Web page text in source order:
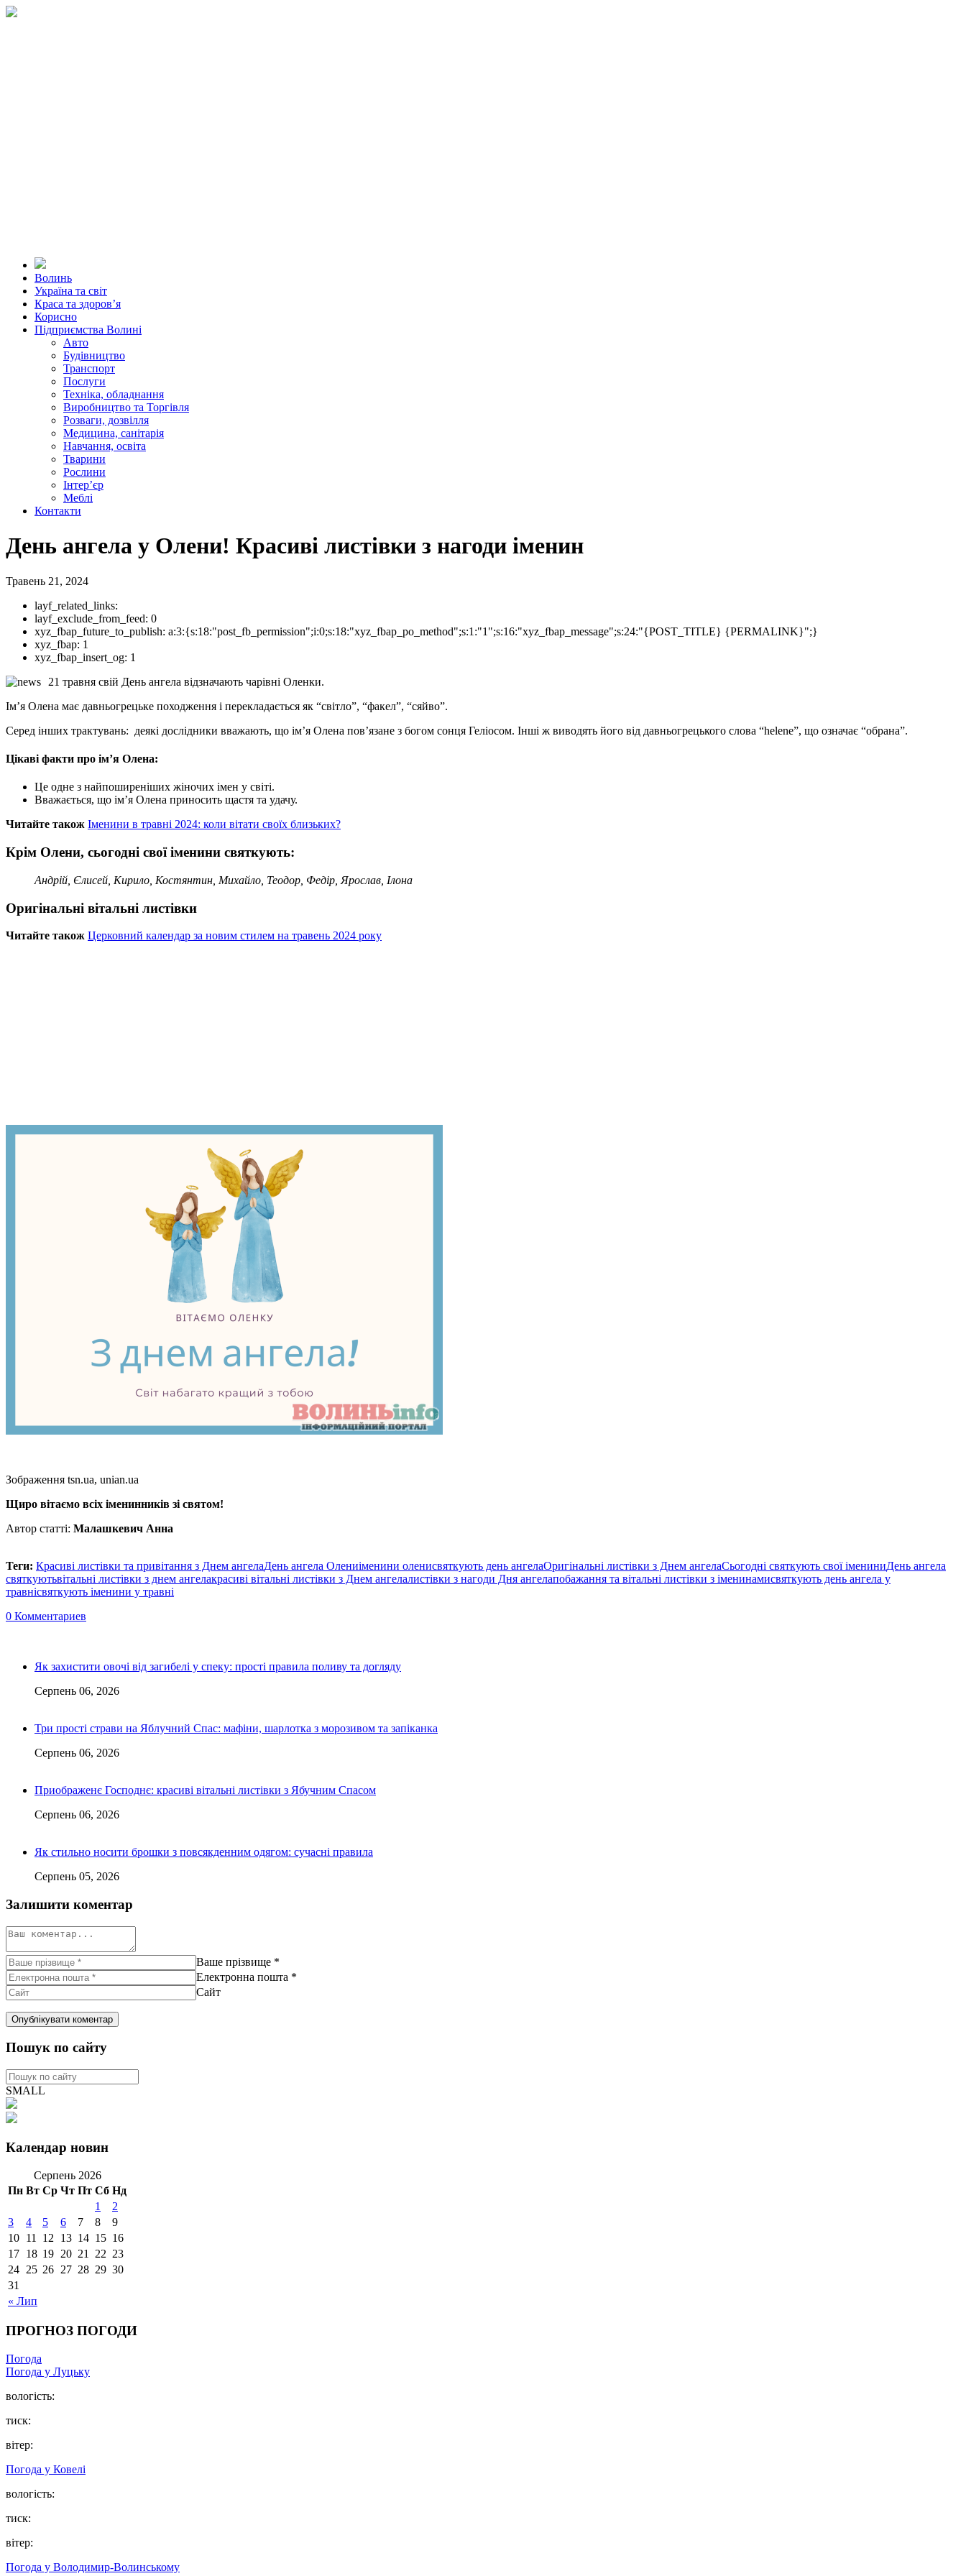
Волинь
Україна та світ
Краса та здоров’я
Корисно
Підприємства Волині
Авто
Будівництво
Транспорт
Послуги
Техніка, обладнання
Виробництво та Торгівля
Розваги, дозвілля
Медицина, санітарія
Навчання, освіта
Тварини
Рослини
Інтер’єр
Меблі
Контакти
День ангела у Олени! Красиві листівки з нагоди іменин
Травень 21, 2024
layf_related_links:
layf_exclude_from_feed: 0
xyz_fbap_future_to_publish: a:3:{s:18:"post_fb_permission";i:0;s:18:"xyz_fbap_po_method";s:1:"1";s:16:"xyz_fbap_message";s:24:"{POST_TITLE} {PERMALINK}";}
xyz_fbap: 1
xyz_fbap_insert_og: 1
21 травня свій День ангела відзначають чарівні Оленки.
Ім’я Олена має давньогрецьке походження і перекладається як “світло”, “факел”, “сяйво”.
Серед інших трактувань: деякі дослідники вважають, що ім’я Олена пов’язане з богом сонця Геліосом. Інші ж виводять його від давньогрецького слова “helene”, що означає “обрана”.
Цікаві факти про ім’я Олена:
Це одне з найпоширеніших жіночих імен у світі.
Вважається, що ім’я Олена приносить щастя та удачу.
Читайте також Іменини в травні 2024: коли вітати своїх близьких?
Крім Олени, сьогодні свої іменини святкують:
Андрій, Єлисей, Кирило, Костянтин, Михайло, Теодор, Федір, Ярослав, Ілона
Оригінальні вітальні листівки
Читайте також Церковний календар за новим стилем на травень 2024 року
Зображення tsn.ua, unian.ua
Щиро вітаємо всіх іменинників зі святом!
Автор статті: Малашкевич Анна
Теги: Красиві листівки та привітання з Днем ангелаДень ангела Олениіменини оленисвяткують день ангелаОригінальні листівки з Днем ангелаСьогодні святкують свої імениниДень ангела
святкуютьвітальні листівки з днем ангелакрасиві вітальні листівки з Днем ангелалистівки з нагоди Дня ангелапобажання та вітальні листівки з іменинамисвяткують день ангела у
травнісвяткують іменини у травні
0 Комментариев
Як захистити овочі від загибелі у спеку: прості правила поливу та догляду
Серпень 06, 2026
Три прості страви на Яблучний Спас: мафіни, шарлотка з морозивом та запіканка
Серпень 06, 2026
Приображенє Господнє: красиві вітальні листівки з Ябучним Спасом
Серпень 06, 2026
Як стильно носити брошки з повсякденним одягом: сучасні правила
Серпень 05, 2026
Залишити коментар
Ваше прізвище *
Електронна пошта *
Сайт
Пошук по сайту
SMALL
Календар новин
Серпень 2026
Пн Вт Ср Чт Пт Сб Нд
« Лип
1
2
3
4 5 6 7 8
9
10 11 12 13 14 15 16
17 18 19 20 21 22 23
24 25 26 27 28 29 30
31
ПРОГНОЗ ПОГОДИ
Погода
Погода у Луцьку
вологість:
тиск:
вітер:
Погода у Ковелі
вологість:
тиск:
вітер:
Погода у Володимир-Волинському